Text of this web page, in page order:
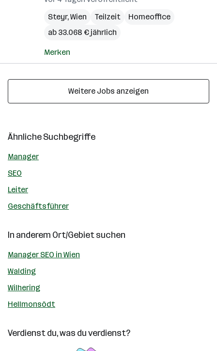
Steyr,Wien Teilzeit
Homeoffice
ab 33.068 € jährlich
Merken
Weitere Jobs anzeigen
Ähnliche Suchbegriffe
Manager
SEO
Leiter
Geschäftsführer
In anderem Ort/Gebiet suchen
Manager SEO in Wien
Walding
Wilhering
Hellmonsödt
Verdienst du, was du verdienst?